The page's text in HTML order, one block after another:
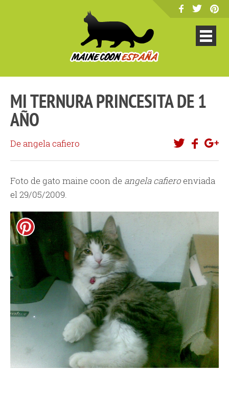
MI TERNURA PRINCESITA DE 1
AÑO
De angela cafiero
Foto de gato maine coon de angela cafieroenviada
el 29/05/2009.